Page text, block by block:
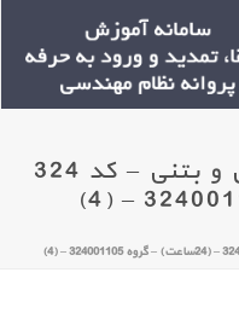
سیستم های مقاوم فلزی و بتنی – کد 324